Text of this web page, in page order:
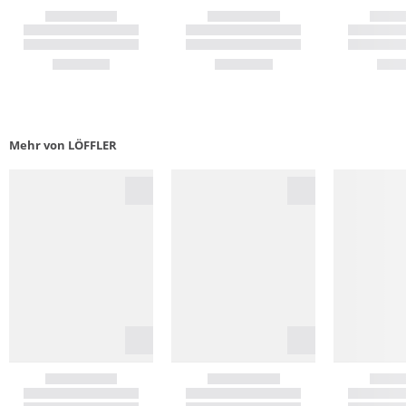
Mehr von LÖFFLER